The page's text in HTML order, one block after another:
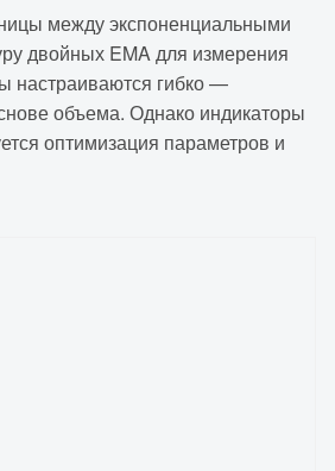
между экспоненциальными
двойных EMA для измерения
настраиваются гибко —
объема. Однако индикаторы
оптимизация параметров и